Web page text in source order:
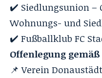
✔️ Siedlungsunion –
Wohnungs- und
✔️ Fußballklub FC
Offenlegung
📌 Verein